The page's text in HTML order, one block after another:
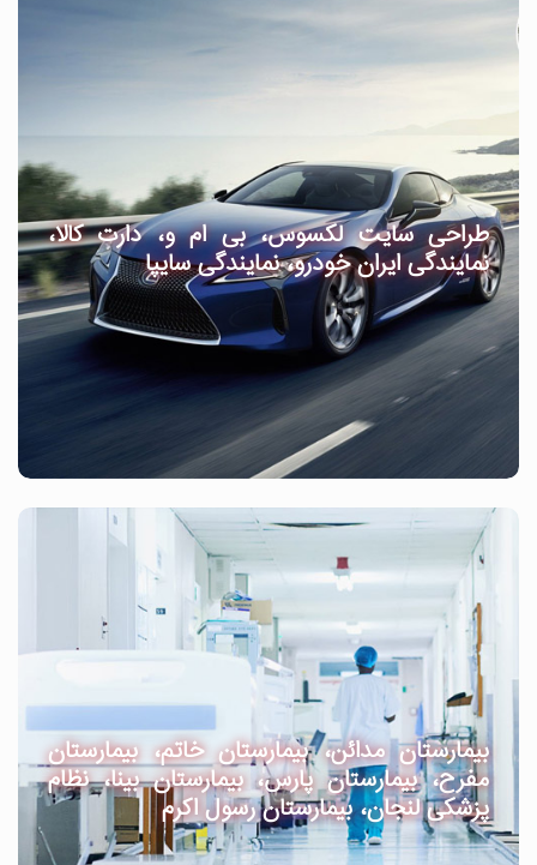
طراحی سایت لکسوس، بی ام و، دارت کالا،
نمایندگی ایران خودرو، نمایندگی سایپا
بیمارستان مدائن، بیمارستان خاتم، بیمارستان
مفرح، بیمارستان پارس، بیمارستان بینا، نظام
پزشکی لنجان، بیمارستان رسول اکرم